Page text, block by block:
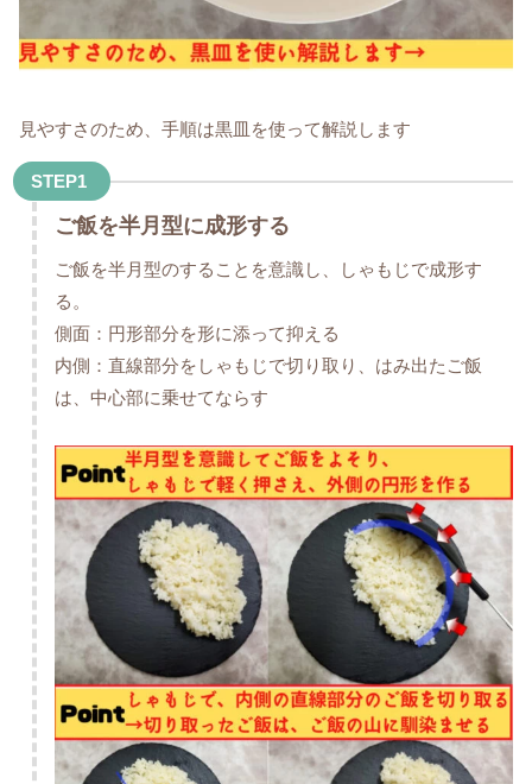
見やすさのため、手順は黒皿を使って解説します
STEP1
ご飯を半月型に成形する
ご飯を半月型のすることを意識し、しゃもじで成形す
る。
側面：円形部分を形に添って抑える
内側：直線部分をしゃもじで切り取り、はみ出たご飯
は、中心部に乗せてならす